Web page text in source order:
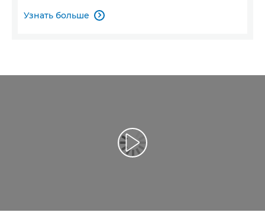
Узнать больше 
Воспроизведение видео